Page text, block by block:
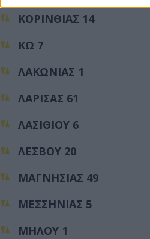
ΚΟΡΙΝΘΙΑΣ 14
ΚΩ 7
ΛΑΚΩΝΙΑΣ 1
ΛΑΡΙΣΑΣ 61
ΛΑΣΙΘΙΟΥ 6
ΛΕΣΒΟΥ 20
ΜΑΓΝΗΣΙΑΣ 49
ΜΕΣΣΗΝΙΑΣ 5
ΜΗΛΟΥ 1